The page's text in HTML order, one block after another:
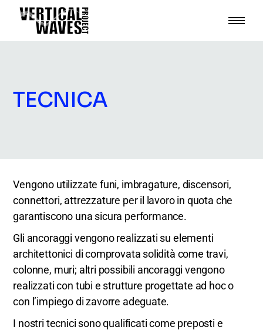
TECNICA
Vengono utilizzate funi, imbragature, discensori,
connettori, attrezzature per il lavoro in quota che
garantiscono una sicura performance.
Gli ancoraggi vengono realizzati su elementi
architettonici di comprovata solidità come travi,
colonne, muri; altri possibili ancoraggi vengono
realizzati con tubi e strutture progettate ad hoc o
con l’impiego di zavorre adeguate.
I nostri tecnici sono qualificati come preposti e